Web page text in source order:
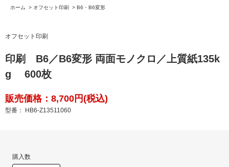
ホーム > オフセット印刷 > B6・B6変形
オフセット印刷
印刷 B6／B6変形 両面モノクロ／上質紙135k
g 600枚
販売価格：8,700円(税込)
型番： HB6-Z13511060
購入数